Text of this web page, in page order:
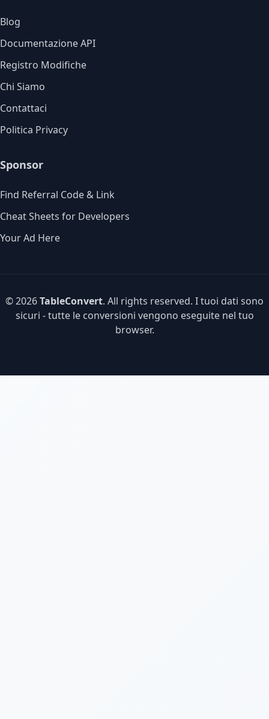
Blog
Documentazione API
Registro Modifiche
Chi Siamo
Contattaci
Politica Privacy
Sponsor
Find Referral Code & Link
Cheat Sheets for Developers
Your Ad Here
© 2026TableConvert. All rights reserved. I tuoi dati sono
sicuri - tutte le conversioni vengono eseguite nel tuo
browser.